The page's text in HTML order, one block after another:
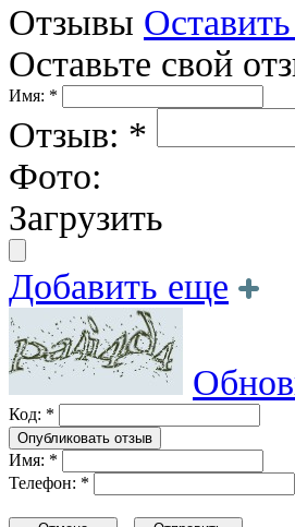
Отзывы
Оставьте свой
Имя: *
Отзыв: *
Фото:
Загрузить
Добавить еще
Код: *
Имя: *
Телефон: *